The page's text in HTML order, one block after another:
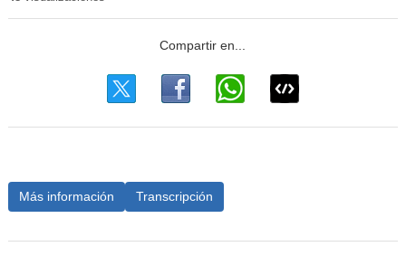
Más información Transcripción